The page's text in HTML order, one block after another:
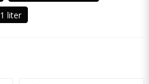
1 liter